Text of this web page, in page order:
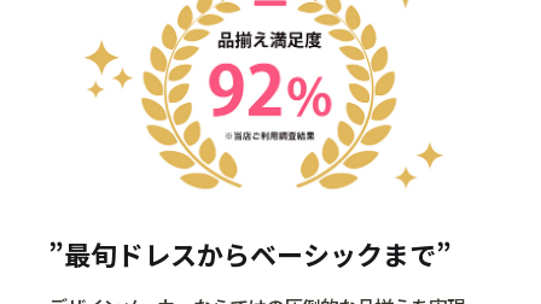
”最旬ドレスからベーシックまで”